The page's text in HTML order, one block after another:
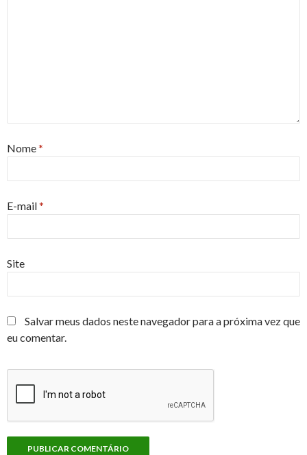
Nome*
E-mail*
Site
Salvar meus dados neste navegador para a próxima vez que
eu comentar.